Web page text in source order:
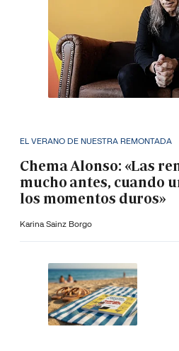
EL VERANO DE NUESTRA REMONTADA
Chema Alonso: «Las
mucho antes, cuando
los momentos duros»
Karina Sainz Borgo